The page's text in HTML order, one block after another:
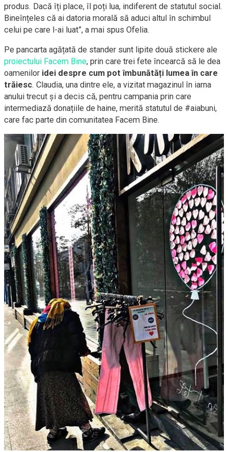
produs. Dacă îți place, îl poți lua, indiferent de statutul social.
Bineînțeles că ai datoria morală să aduci altul în schimbul
celui pe care l-ai luat”, a mai spus Ofelia.
Pe pancarta agățată de stander sunt lipite două stickere ale
proiectului Facem Bine, prin care trei fete încearcă să le dea
oamenilor idei despre cum pot îmbunătăți lumea în care
trăiesc. Claudia, una dintre ele, a vizitat magazinul în iarna
anului trecut și a decis că, pentru campania prin care
intermediază donațiile de haine, merită statutul de #aiabuni,
care fac parte din comunitatea Facem Bine.